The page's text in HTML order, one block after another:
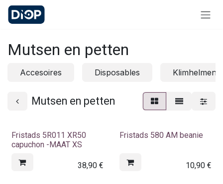
Overslaan naar inhoud
Mutsen en petten
Accesoires Disposables Klimhelmen
Mutsen en petten
Fristads 5R011 XR50
capuchon -MAAT XS
38,90€
Fristads 580 AM beanie
10,90€